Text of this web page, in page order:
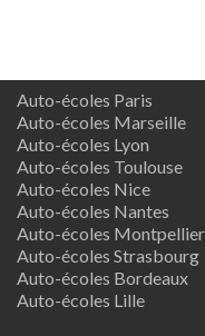
Auto-écoles Paris
Auto-écoles Marseille
Auto-écoles Lyon
Auto-écoles Toulouse
Auto-écoles Nice
Auto-écoles Nantes
Auto-écoles Montpellier
Auto-écoles Strasbourg
Auto-écoles Bordeaux
Auto-écoles Lille